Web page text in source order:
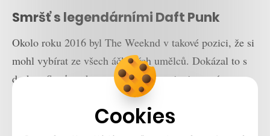
Smršť s legendárními Daft Punk
Okolo roku 2016 byl The Weeknd v takové pozici, že si
mohl vybírat ze všech áčkových umělců. Dokázal to s
deskouStarboy, kterou odpálil se stejnojmenným
megasinglem s francouzskými elektronickými čaroději
Daft Punk. Netrvalo dlouho a jen tato skladba se
Cookies